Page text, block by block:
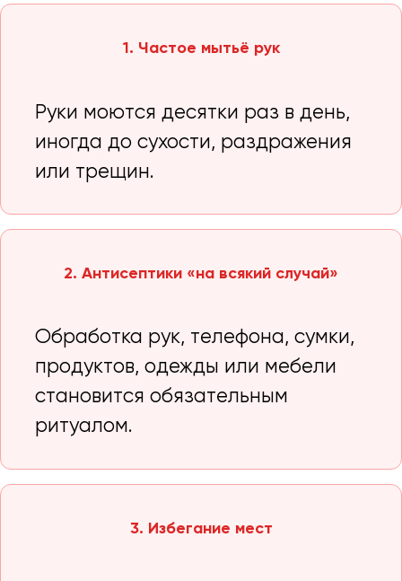
1. Частое мытьё рук
Руки моются десятки раз в день,
иногда до сухости, раздражения
или трещин.
2. Антисептики «на всякий случай»
Обработка рук, телефона, сумки,
продуктов, одежды или мебели
становится обязательным
ритуалом.
3. Избегание мест